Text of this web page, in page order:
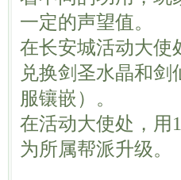
一定的声望值。
在长安城活动大使
兑换剑圣水晶和
服镶嵌）。
在活动大使处，用
为所属帮派升级。